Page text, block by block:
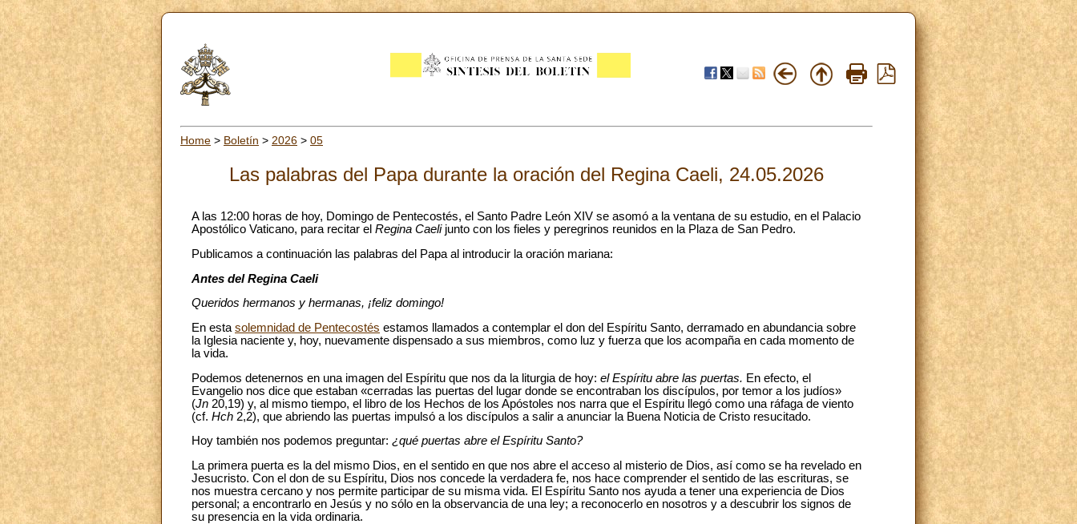
Home > Boletín > 2026 > 05
Las palabras del Papa durante la oración del Regina Caeli, 24.05.2026
A las 12:00 horas de hoy, Domingo de Pentecostés, el Santo Padre León XIV se asomó a la ventana de su estudio, en el Palacio
Apostólico Vaticano, para recitar el Regina Caelijunto con los fieles y peregrinos reunidos en la Plaza de San Pedro.
Publicamos a continuación las palabras del Papa al introducir la oración mariana:
Antes del Regina Caeli
Queridos hermanos y hermanas, ¡feliz domingo!
En esta solemnidad de Pentecostés estamos llamados a contemplar el don del Espíritu Santo, derramado en abundancia sobre
la Iglesia naciente y, hoy, nuevamente dispensado a sus miembros, como luz y fuerza que los acompaña en cada momento de
la vida.
Podemos detenernos en una imagen del Espíritu que nos da la liturgia de hoy: el Espíritu abre las puertas. En efecto, el
Evangelio nos dice que estaban «cerradas las puertas del lugar donde se encontraban los discípulos, por temor a los judíos»
(Jn 20,19) y, al mismo tiempo, el libro de los Hechos de los Apóstoles nos narra que el Espíritu llegó como una ráfaga de viento
(cf. Hch 2,2), que abriendo las puertas impulsó a los discípulos a salir a anunciar la Buena Noticia de Cristo resucitado.
Hoy también nos podemos preguntar: ¿qué puertas abre el Espíritu Santo?
La primera puerta es la del mismo Dios, en el sentido en que nos abre el acceso al misterio de Dios, así como se ha revelado en
Jesucristo. Con el don de su Espíritu, Dios nos concede la verdadera fe, nos hace comprender el sentido de las escrituras, se
nos muestra cercano y nos permite participar de su misma vida. El Espíritu Santo nos ayuda a tener una experiencia de Dios
personal; a encontrarlo en Jesús y no sólo en la observancia de una ley; a reconocerlo en nosotros y a descubrir los signos de
su presencia en la vida ordinaria.